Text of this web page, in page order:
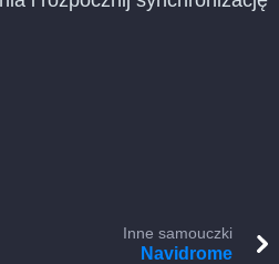
Inne samouczki
Navidrome